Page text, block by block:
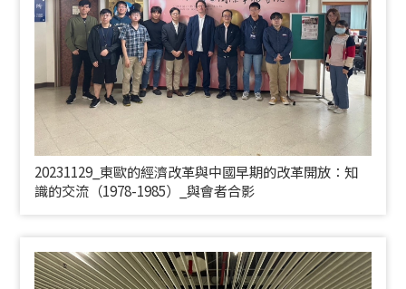
20231129_東歐的經濟改革與中國早期的改革開放：知
識的交流（1978-1985）_與會者合影